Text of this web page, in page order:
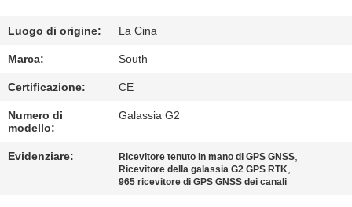
QUALITÀ
CONTATTICI
RICHIEDA
UNA
CITAZIONE
Luogo di origine: La Cina
Marca: South
Certificazione: CE
Numero di
modello:
Galassia G2
Evidenziare: Ricevitore tenuto in mano di GPS GNSS,
Ricevitore della galassia G2 GPS RTK,
965 ricevitore di GPS GNSS dei canali